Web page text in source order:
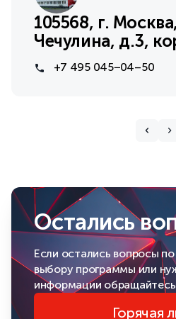
105568, г.
Чечулина, д.3,
+7 495 045−04–50
Остались
Если остались вопросы
выбору программы или
информации
Горячая